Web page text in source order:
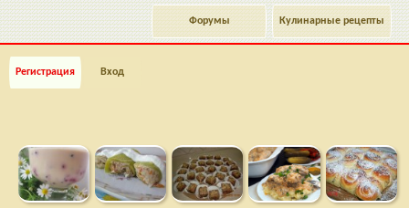
Кулинарные рецепты
Форумы
Регистрация Вход